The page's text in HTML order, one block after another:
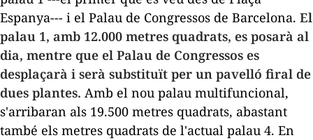
Espanya--- i el Palau de Congressos de Barcelona. El
palau 1, amb 12.000 metres quadrats, es posarà al
dia, mentre que el Palau de Congressos es
desplaçarà i serà substituït per un pavelló firal de
dues plantes. Amb el nou palau multifuncional,
s'arribaran als 19.500 metres quadrats, abastant
també els metres quadrats de l'actual palau 4. En